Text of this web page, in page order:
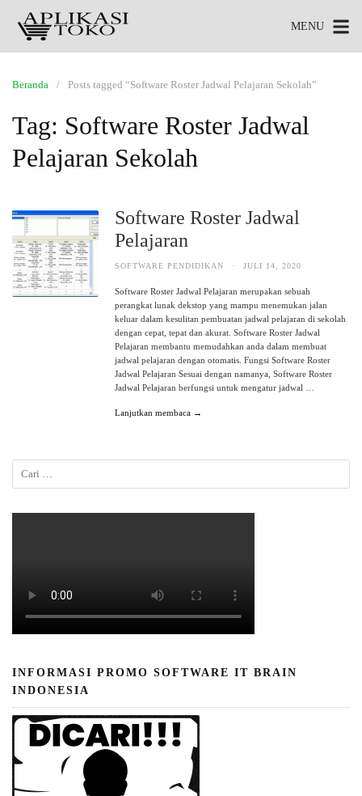
MENU
Beranda Posts tagged “Software Roster Jadwal Pelajaran Sekolah”
Tag: Software Roster Jadwal
Pelajaran Sekolah
Software Roster Jadwal
Pelajaran
SOFTWARE PENDIDIKAN · JULI 14, 2020
Software Roster Jadwal Pelajaran merupakan sebuah
perangkat lunak dekstop yang mampu menemukan jalan
keluar dalam kesulitan pembuatan jadwal pelajaran di sekolah
dengan cepat, tepat dan akurat. Software Roster Jadwal
Pelajaran membantu memudahkan anda dalam membuat
jadwal pelajaran dengan otomatis. Fungsi Software Roster
Jadwal Pelajaran Sesuai dengan namanya, Software Roster
Jadwal Pelajaran berfungsi untuk mengatur jadwal …
Lanjutkan membaca →
INFORMASI PROMO SOFTWARE IT BRAIN
INDONESIA